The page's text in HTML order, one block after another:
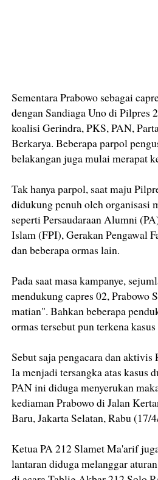
Sementara Prabowo sebagai
dengan Sandiaga Uno di Pilpres
koalisi Gerindra, PKS, PAN,
Berkarya. Beberapa parpol
belakangan juga mulai merapat
Tak hanya parpol, saat maju
didukung penuh oleh organisasi
seperti Persaudaraan Alumni
Islam (FPI), Gerakan Pengawal
dan beberapa ormas lain.
Pada saat masa kampanye,
mendukung capres 02, Prabowo
matian". Bahkan beberapa
ormas tersebut pun terkena
Sebut saja pengacara dan aktivis
Ia menjadi tersangka atas kasus
PAN ini diduga menyerukan
kediaman Prabowo di Jalan
Baru, Jakarta Selatan, Rabu (17/
Ketua PA 212 Slamet Ma'arif
lantaran diduga melanggar